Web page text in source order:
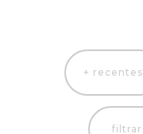
+ recentes